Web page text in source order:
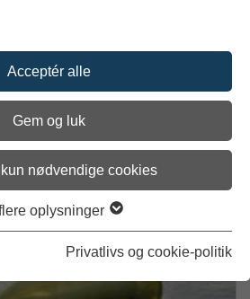
Acceptér alle
Gem og luk
nødvendige cookies
oplysninger
Privatlivs og cookie-politik
ruterne for sommerens sejladser:
rød.